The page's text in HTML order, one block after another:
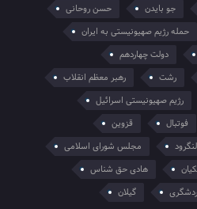
جو بایدن
حسن روحانی
حمله رژیم صهیونیستی به ایران
دولت چهاردهم
رشت
رهبر معظم انقلاب
رژیم صهیونیستی اسرائیل
فوتبال
قزوین
لنگرود
مجلس شورای اسلامی
هادی حق شناس
گیلان